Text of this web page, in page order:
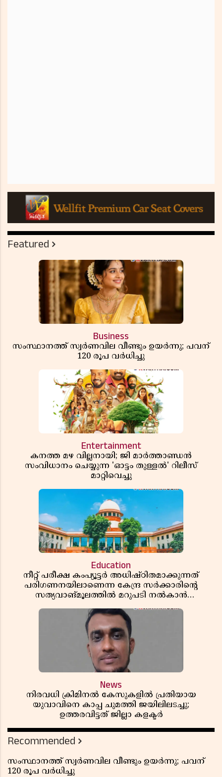
Featured
Business
സംസ്ഥാനത്ത് സ്വര്‍ണവില വീണ്ടും ഉയർന്നു; പവന്
120 രൂപ വര്‍ധിച്ചു
Entertainment
കനത്ത മഴ വില്ലനായി; ജി മാർത്താണ്ഡൻ
സംവിധാനം ചെയ്യുന്ന 'ഓട്ടം തുള്ളൽ' റിലീസ്
മാറ്റിവെച്ചു
Education
നീറ്റ് പരീക്ഷ കംപ്യൂട്ടർ അധിഷ്ഠിതമാക്കുന്നത്
പരിഗണനയിലാണെന്ന കേന്ദ്ര സർക്കാരിൻ്റെ
സത്യവാങ്മൂലത്തിൽ മറുപടി നൽകാൻ
News
നിരവധി ക്രിമിനൽ കേസുകളിൽ പ്രതിയായ
യുവാവിനെ കാപ്പ ചുമത്തി ജയിലിലടച്ചു;
ഉത്തരവിട്ടത് ജില്ലാ കളക്ടർ
Recommended
സംസ്ഥാനത്ത് സ്വര്‍ണവില വീണ്ടും ഉയർന്നു; പവന്
120 രൂപ വര്‍ധിച്ചു